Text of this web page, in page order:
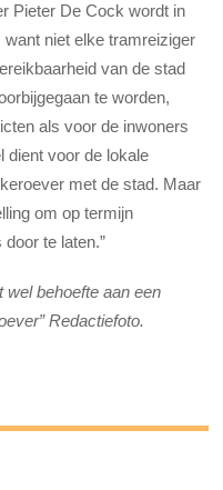
Pieter De Cock wordt in
niet elke tramreiziger
van de stad
te worden,
als voor de inwoners
dient voor de lokale
met de stad. Maar
om op termijn
te laten.”
wel behoefte aan een
Redactiefoto.